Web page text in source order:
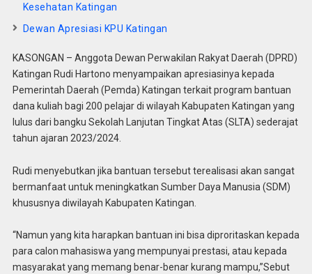
Kesehatan Katingan
Dewan Apresiasi KPU Katingan
KASONGAN – Anggota Dewan Perwakilan Rakyat Daerah (DPRD)
Katingan Rudi Hartono menyampaikan apresiasinya kepada
Pemerintah Daerah (Pemda) Katingan terkait program bantuan
dana kuliah bagi 200 pelajar di wilayah Kabupaten Katingan yang
lulus dari bangku Sekolah Lanjutan Tingkat Atas (SLTA) sederajat
tahun ajaran 2023/2024.
Rudi menyebutkan jika bantuan tersebut terealisasi akan sangat
bermanfaat untuk meningkatkan Sumber Daya Manusia (SDM)
khususnya diwilayah Kabupaten Katingan.
“Namun yang kita harapkan bantuan ini bisa diproritaskan kepada
para calon mahasiswa yang mempunyai prestasi, atau kepada
masyarakat yang memang benar-benar kurang mampu,”Sebut